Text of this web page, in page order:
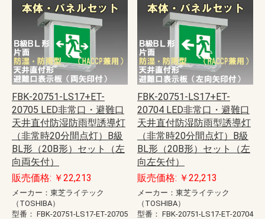
FBK-20751-LS17+ET-
20705 LED非常口・避難口
天井直付防湿防雨型誘導灯
（非常時20分間点灯）B級
BL形（20B形）セット（左
向両矢付）
販売価格: ￥22,213
メーカー：東芝ライテック
（TOSHIBA）
型番： FBK-20751-LS17-ET-20705
FBK-20751-LS17+ET-
20704 LED非常口・避難口
天井直付防湿防雨型誘導灯
（非常時20分間点灯）B級
BL形（20B形）セット（左
向左矢付）
販売価格: ￥22,213
メーカー：東芝ライテック
（TOSHIBA）
型番： FBK-20751-LS17-ET-20704